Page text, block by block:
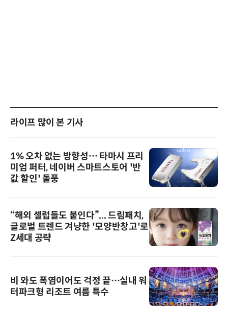
라이프 많이 본 기사
1% 오차 없는 방향성… 타마시 프리
미엄 퍼터, 네이버 스마트스토어 '반
값 할인' 돌풍
“해외 셀럽들도 붙인다”... 드림패치,
글로벌 트렌드 겨냥한 '모양반창고'로
Z세대 공략
비 와도 폭염이어도 걱정 끝…실내 워
터파크형 리조트 여름 특수